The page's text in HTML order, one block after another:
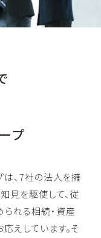
プ
は、7社の法人を擁
見を駆使して、従
れる相続・資産
えしています。そ